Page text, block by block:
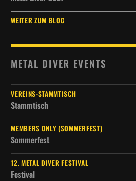
WEITER ZUM BLOG
METAL DIVER EVENTS
VEREINS-STAMMTISCH
Stammtisch
MEMBERS ONLY (SOMMERFEST)
Sommerfest
12. METAL DIVER FESTIVAL
Festival